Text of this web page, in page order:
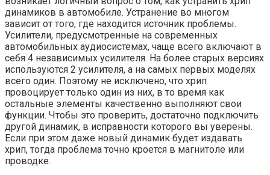
динамиков в автомобиле. Устранение во многом
зависит от того, где находится источник проблемы.
Усилители, предусмотренные на современных
автомобильных аудиосистемах, чаще всего включают в
себя 4 независимых усилителя. На более старых версиях
используются 2 усилителя, а на самых первых моделях
всего один. Поэтому не исключено, что хрип
провоцирует только один из них, в то время как
остальные элементы качественно выполняют свои
функции. Чтобы это проверить, достаточно подключить
другой динамик, в исправности которого вы уверены.
Если при этом даже новый динамик будет издавать
хрип, тогда проблема точно кроется в магнитоле или
проводке.